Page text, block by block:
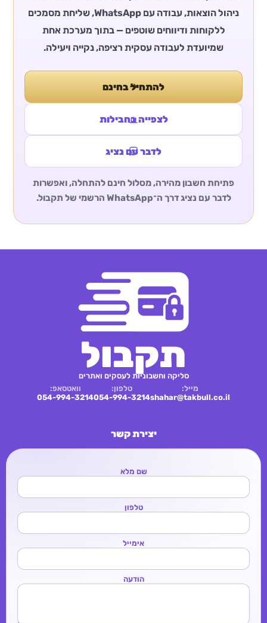
ניהול הוצאות, עבודה עם WhatsApp, שליחת מסמכים
ללקוחות ודיווחים שוטפים — בתוך מערכת אחת
שמיועדת לעבודה עסקית רציפה, נקייה ויעילה.
להתחיל בחינם
לצפייה בחבילות
לדבר עם נציג
פתיחת חשבון מהירה, מסלול חינם להתחלה, ואפשרות
לדבר עם נציג דרך ה־WhatsApp הרשמי של תקבול.
תקבול
סליקה וחשבוניות לעסקים ואתרים
מייל:
shahar@takbull.co.il
טלפון:
054-994-3214
וואטסאפ:
054-994-3214
יצירת קשר
שם מלא
טלפון
אימייל
הודעה